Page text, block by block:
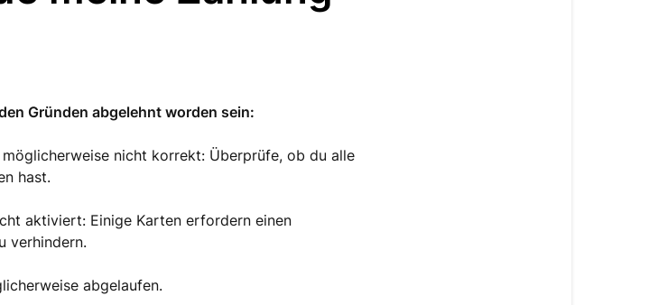
Gründen abgelehnt worden sein:
nicht korrekt: Überprüfe, ob du alle
hast.
aktiviert: Einige Karten erfordern einen
verhindern.
abgelaufen.